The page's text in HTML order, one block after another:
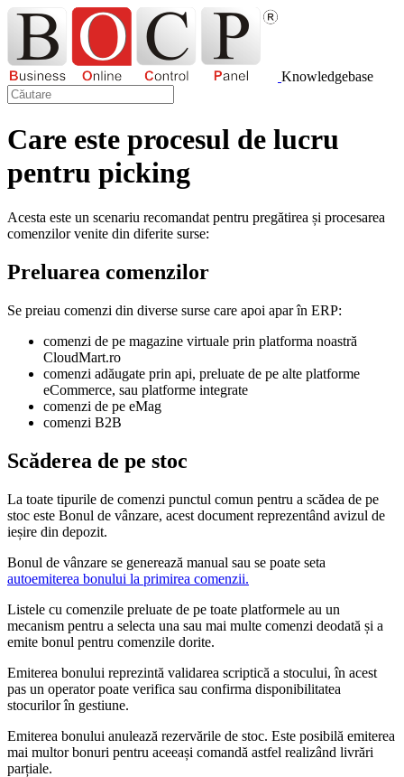
Knowledgebase
Care este procesul de lucru
pentru picking
Acesta este un scenariu recomandat pentru pregătirea și procesarea
comenzilor venite din diferite surse:
Preluarea comenzilor
Se preiau comenzi din diverse surse care apoi apar în ERP:
comenzi de pe magazine virtuale prin platforma noastră
CloudMart.ro
comenzi adăugate prin api, preluate de pe alte platforme
eCommerce, sau platforme integrate
comenzi de pe eMag
comenzi B2B
Scăderea de pe stoc
La toate tipurile de comenzi punctul comun pentru a scădea de pe
stoc este Bonul de vânzare, acest document reprezentând avizul de
ieșire din depozit.
Bonul de vânzare se generează manual sau se poate seta
autoemiterea bonului la primirea comenzii.
Listele cu comenzile preluate de pe toate platformele au un
mecanism pentru a selecta una sau mai multe comenzi deodată și a
emite bonul pentru comenzile dorite.
Emiterea bonului reprezintă validarea scriptică a stocului, în acest
pas un operator poate verifica sau confirma disponibilitatea
stocurilor în gestiune.
Emiterea bonului anulează rezervările de stoc. Este posibilă emiterea
mai multor bonuri pentru aceeași comandă astfel realizând livrări
parțiale.